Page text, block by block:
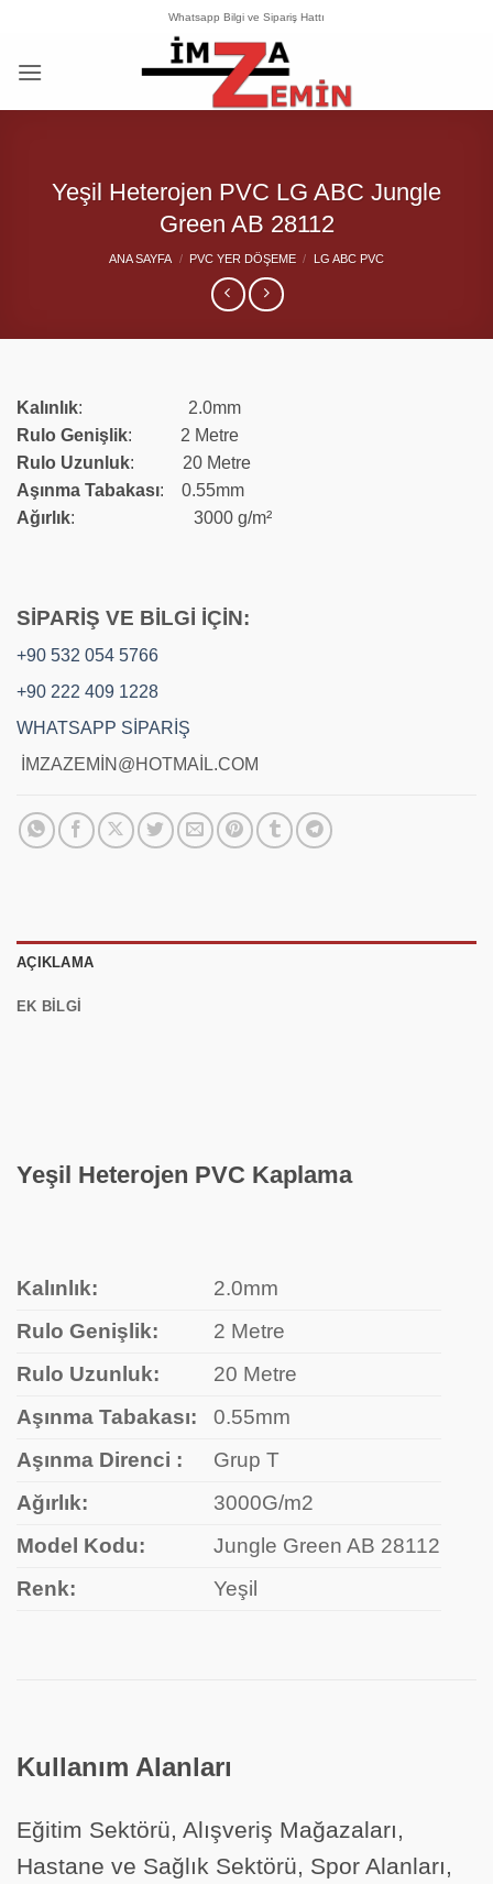
Whatsapp Bilgi ve Sipariş Hattı
Yeşil Heterojen PVC LG ABC Jungle
Green AB 28112
ANA SAYFA / PVC YER DÖŞEME / LG ABC PVC
Kalınlık: 2.0mm
Rulo Genişlik: 2 Metre
Rulo Uzunluk: 20 Metre
Aşınma Tabakası: 0.55mm
Ağırlık: 3000 g/m²
SİPARİŞ VE BİLGİ İÇİN:
+90 532 054 5766
+90 222 409 1228
WHATSAPP SİPARİŞ
İMZAZEMİN@HOTMAİL.COM
AÇIKLAMA
EK BILGI
Yeşil Heterojen PVC Kaplama
Kalınlık:
2.0mm
Rulo Genişlik:
2 Metre
Rulo Uzunluk:
20 Metre
Aşınma Tabakası:
0.55mm
Aşınma Direnci :
Grup T
Ağırlık:
3000G/m2
Model Kodu:
Jungle Green AB 28112
Renk:
Yeşil
Kullanım Alanları
Eğitim Sektörü, Alışveriş Mağazaları,
Hastane ve Sağlık Sektörü, Spor Alanları,